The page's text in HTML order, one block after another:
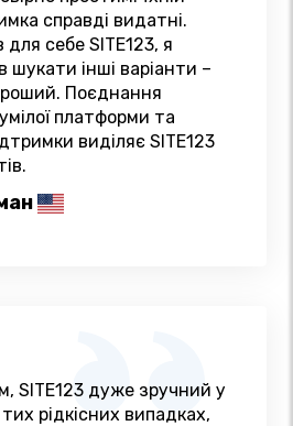
справді видатні.
себе SITE123, я
шукати інші варіанти –
Поєднання
платформи та
виділяє SITE123
SITE123 дуже зручний у
рідкісних випадках,